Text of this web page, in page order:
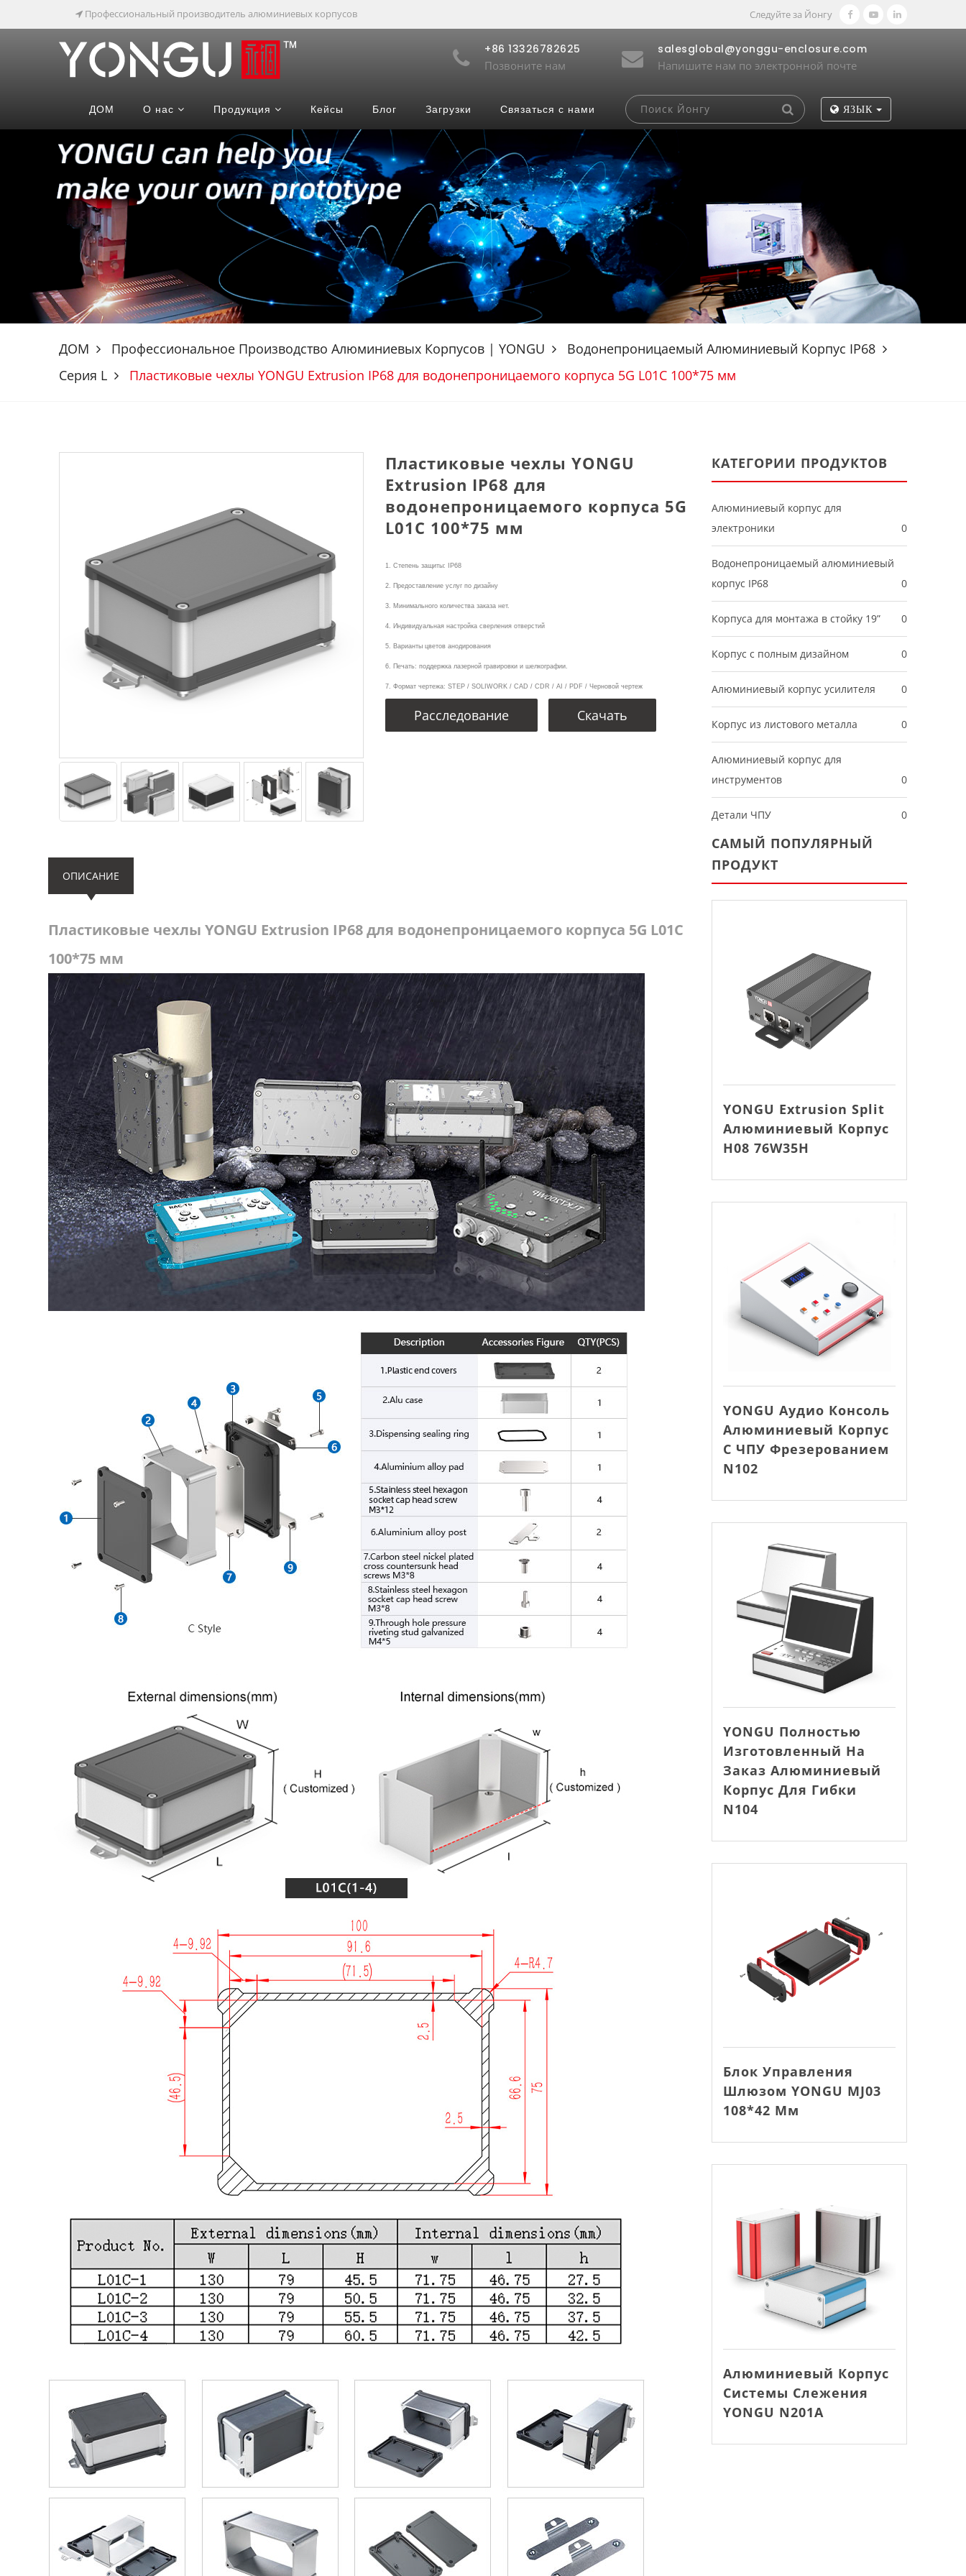
Профессиональный производитель алюминиевых корпусов Следуйте за Йонгу
+86 13326782625
Позвоните нам
salesglobal@yonggu-enclosure.com
Напишите нам по электронной почте
ДОМ О нас Продукция Кейсы Блог Загрузки Связаться с нами ЯЗЫК
ДОМ Профессиональное Производство Алюминиевых Корпусов | YONGU
Водонепроницаемый Алюминиевый Корпус IP68
Серия L
Пластиковые чехлы YONGU Extrusion IP68 для водонепроницаемого корпуса 5G L01C 100*75 мм
Пластиковые чехлы YONGU
Extrusion IP68 для
водонепроницаемого корпуса 5G
L01C 100*75 мм
1. Степень защиты: IP68
2. Предоставление услуг по дизайну
3. Минимального количества заказа нет.
4. Индивидуальная настройка сверления отверстий
5. Варианты цветов анодирования
6. Печать: поддержка лазерной гравировки и шелкографии.
7. Формат чертежа: STEP / SOLIWORK / CAD / CDR / AI / PDF / Черновой чертеж
Расследование Скачать
ОПИСАНИЕ
Пластиковые чехлы YONGU Extrusion IP68 для водонепроницаемого корпуса 5G L01C
100*75 мм
КАТЕГОРИИ ПРОДУКТОВ
Алюминиевый корпус для
электроники
0
Водонепроницаемый алюминиевый
корпус IP68
0
Корпуса для монтажа в стойку 19” 0
Корпус с полным дизайном 0
Алюминиевый корпус усилителя 0
Корпус из листового металла 0
Алюминиевый корпус для
инструментов
0
Детали ЧПУ 0
САМЫЙ ПОПУЛЯРНЫЙ
ПРОДУКТ
YONGU Extrusion Split
Алюминиевый Корпус
H08 76W35H
YONGU Аудио Консоль
Алюминиевый Корпус
С ЧПУ Фрезерованием
N102
YONGU Полностью
Изготовленный На
Заказ Алюминиевый
Корпус Для Гибки
N104
Блок Управления
Шлюзом YONGU MJ03
108*42 Мм
Алюминиевый Корпус
Системы Слежения
YONGU N201A